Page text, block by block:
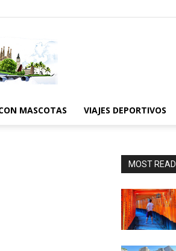
MASCOTAS VIAJES DEPORTIVOS
MOST READ